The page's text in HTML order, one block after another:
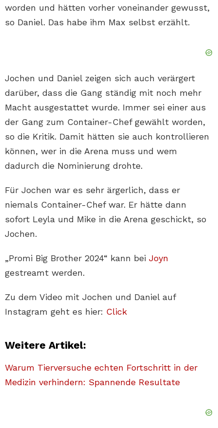
worden und hätten vorher voneinander gewusst,
so Daniel. Das habe ihm Max selbst erzählt.
Jochen und Daniel zeigen sich auch verärgert
darüber, dass die Gang ständig mit noch mehr
Macht ausgestattet wurde. Immer sei einer aus
der Gang zum Container-Chef gewählt worden,
so die Kritik. Damit hätten sie auch kontrollieren
können, wer in die Arena muss und wem
dadurch die Nominierung drohte.
Für Jochen war es sehr ärgerlich, dass er
niemals Container-Chef war. Er hätte dann
sofort Leyla und Mike in die Arena geschickt, so
Jochen.
„Promi Big Brother 2024“ kann bei Joyn
gestreamt werden.
Zu dem Video mit Jochen und Daniel auf
Instagram geht es hier: Click
Weitere Artikel:
Warum Tierversuche echten Fortschritt in der
Medizin verhindern: Spannende Resultate